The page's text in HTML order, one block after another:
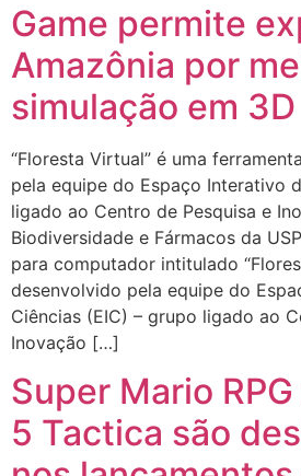
Game permite
Amazônia por
simulação em 3D
“Floresta Virtual” é uma
pela equipe do Espaço Interativo
ligado ao Centro de Pesquisa e
Biodiversidade e Fármacos da
para computador intitulado
desenvolvido pela equipe do
Ciências (EIC) – grupo ligado ao
Inovação […]
Super Mario
5 Tactica são